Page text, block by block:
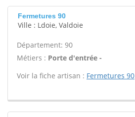
Fermetures 90
Ville : Ldoie, Valdoie
Département: 90
Métiers : Porte d'entrée -
Voir la fiche artisan : Fermetures 90